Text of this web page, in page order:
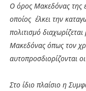
Ο όρος Μακεδόνας της
οποίος έλκει την
πολιτισμό
Μακεδόνας όπως τον
αυτοπροσδιορίζονται
Στο ίδιο πλαίσιο η